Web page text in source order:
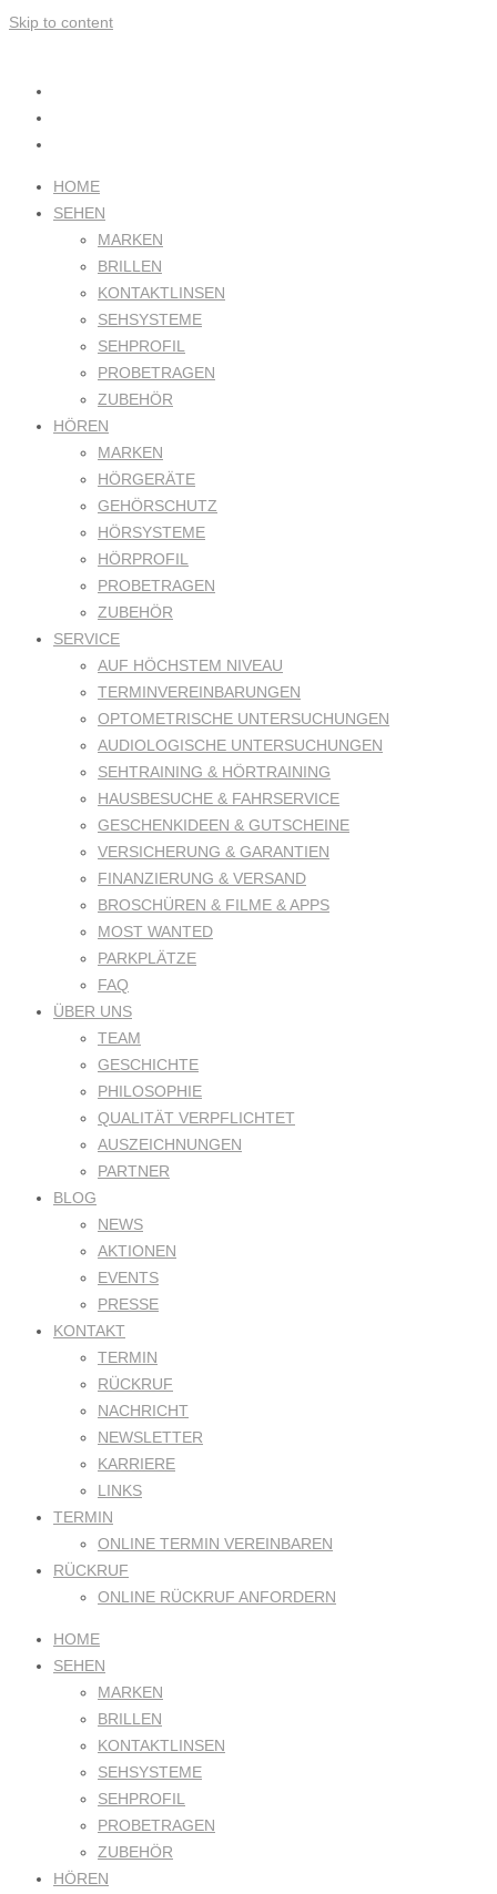
Skip to content
HOME
SEHEN
MARKEN
BRILLEN
KONTAKTLINSEN
SEHSYSTEME
SEHPROFIL
PROBETRAGEN
ZUBEHÖR
HÖREN
MARKEN
HÖRGERÄTE
GEHÖRSCHUTZ
HÖRSYSTEME
HÖRPROFIL
PROBETRAGEN
ZUBEHÖR
SERVICE
AUF HÖCHSTEM NIVEAU
TERMINVEREINBARUNGEN
OPTOMETRISCHE UNTERSUCHUNGEN
AUDIOLOGISCHE UNTERSUCHUNGEN
SEHTRAINING & HÖRTRAINING
HAUSBESUCHE & FAHRSERVICE
GESCHENKIDEEN & GUTSCHEINE
VERSICHERUNG & GARANTIEN
FINANZIERUNG & VERSAND
BROSCHÜREN & FILME & APPS
MOST WANTED
PARKPLÄTZE
FAQ
ÜBER UNS
TEAM
GESCHICHTE
PHILOSOPHIE
QUALITÄT VERPFLICHTET
AUSZEICHNUNGEN
PARTNER
BLOG
NEWS
AKTIONEN
EVENTS
PRESSE
KONTAKT
TERMIN
RÜCKRUF
NACHRICHT
NEWSLETTER
KARRIERE
LINKS
TERMIN
ONLINE TERMIN VEREINBAREN
RÜCKRUF
ONLINE RÜCKRUF ANFORDERN
HOME
SEHEN
MARKEN
BRILLEN
KONTAKTLINSEN
SEHSYSTEME
SEHPROFIL
PROBETRAGEN
ZUBEHÖR
HÖREN